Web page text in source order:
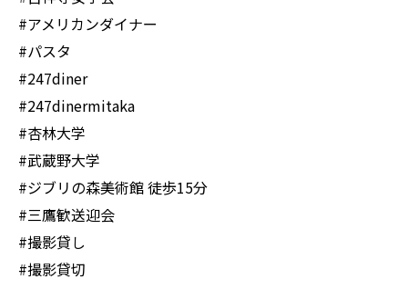
#アメリカンダイナー
#パスタ
#247diner
#247dinermitaka
#杏林大学
#武蔵野大学
#ジブリの森美術館 徒歩15分
#三鷹歓送迎会
#撮影貸し
#撮影貸切